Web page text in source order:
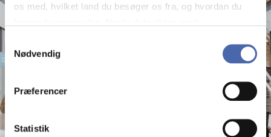
os med, hvilket land du besøger os fra, og hvordan du
markedsføring. Du bestemmer selv - og kan altid trække
Nødvendig
Præferencer
Statistik